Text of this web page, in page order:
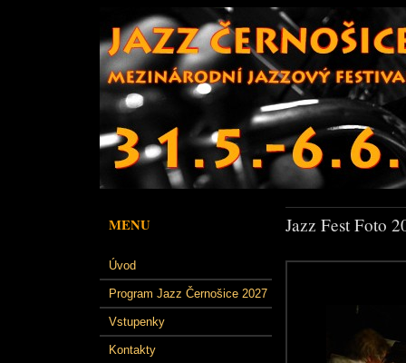
MENU
Úvod
Program Jazz Černošice 2027
Vstupenky
Kontakty
Jazz Fest Foto